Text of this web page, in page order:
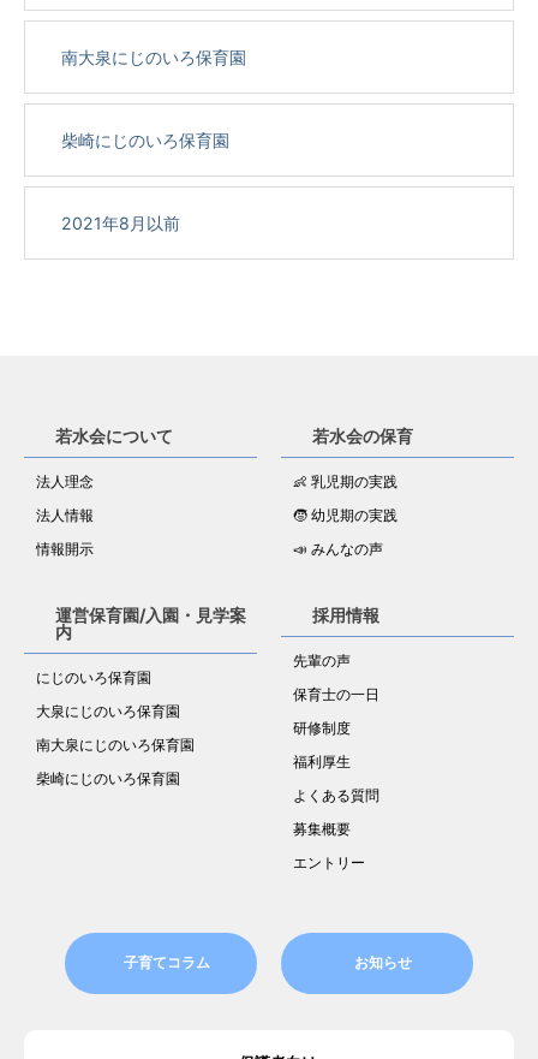
南大泉にじのいろ保育園
柴崎にじのいろ保育園
2021年8月以前
若水会について
法人理念
法人情報
情報開示
若水会の保育
👶 乳児期の実践
🧒 幼児期の実践
📣 みんなの声
運営保育園/入園・見学案
内
にじのいろ保育園
大泉にじのいろ保育園
南大泉にじのいろ保育園
柴崎にじのいろ保育園
採用情報
先輩の声
保育士の一日
研修制度
福利厚生
よくある質問
募集概要
エントリー
子育てコラム お知らせ